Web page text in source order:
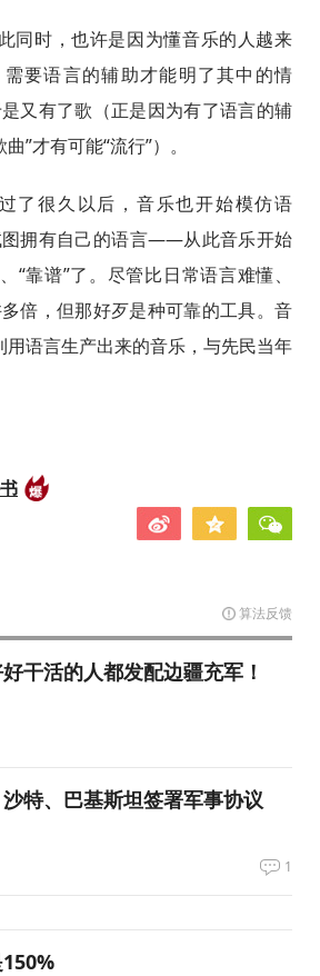
同时，也许是因为懂音乐的人越来
需要语言的辅助才能明了其中的情
又有了歌（正是因为有了语言的辅
”才有可能“流行”）。
了很久以后，音乐也开始模仿语
拥有自己的语言——从此音乐开始
“靠谱”了。尽管比日常语言难懂、
倍，但那好歹是种可靠的工具。音
语言生产出来的音乐，与先民当年
算法反馈
干活的人都发配边疆充军！
特、巴基斯坦签署军事协议
1